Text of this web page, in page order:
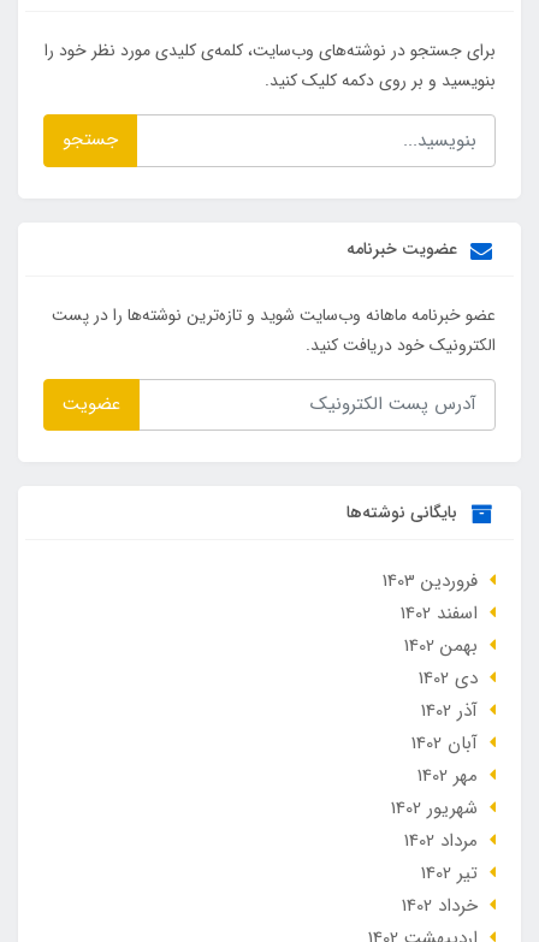
برای جستجو در نوشته‌های وب‌سایت، کلمه‌ی کلیدی مورد نظر خود را
بنویسید و بر روی دکمه کلیک کنید.
جستجو
عضویت خبرنامه
عضو خبرنامه ماهانه وب‌سایت شوید و تازه‌ترین نوشته‌ها را در پست
الکترونیک خود دریافت کنید.
عضویت
بایگانی نوشته‌ها
فروردین 1403
اسفند 1402
بهمن 1402
دی 1402
آذر 1402
آبان 1402
مهر 1402
شهریور 1402
مرداد 1402
تير 1402
خرداد 1402